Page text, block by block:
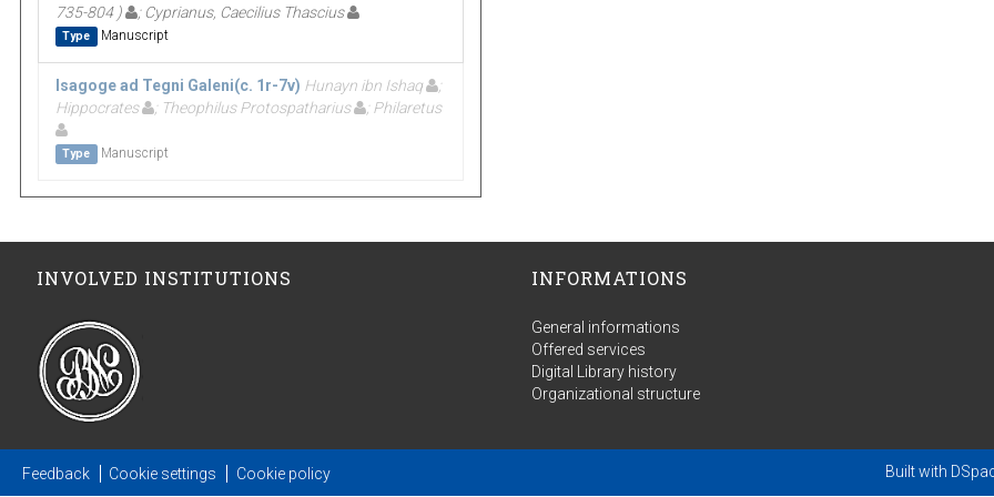
735-804 )
; Cyprianus, Caecilius Thascius
Type Manuscript
Isagoge ad Tegni Galeni(c. 1r-7v) Hunayn ibn Ishaq
;
Hippocrates
; Theophilus Protospatharius ; Philaretus
Type Manuscript
INVOLVED INSTITUTIONS INFORMATIONS
General informations
Offered services
Digital Library history
Organizational structure
Feedback Cookie settings Cookie policy Built with